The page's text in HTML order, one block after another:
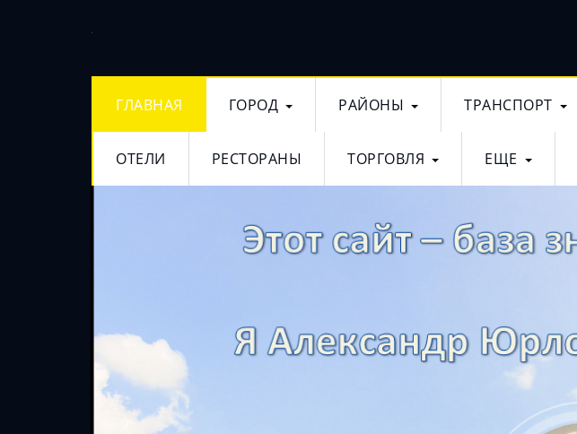
ГЛАВНАЯ ГОРОД РАЙОНЫ ТРАНСПОРТ
ОТЕЛИ РЕСТОРАНЫ ТОРГОВЛЯ ЕЩЕ